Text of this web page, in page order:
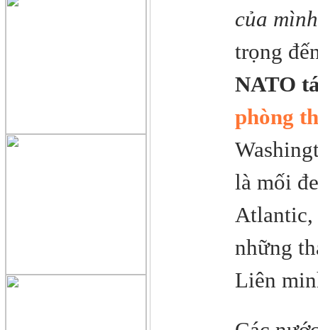
của
trọng
NATO
phòng
là mối
Atlantic,
những
Liên